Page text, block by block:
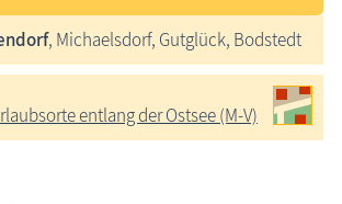
, Michaelsdorf, Gutglück, Bodstedt
entlang der Ostsee (M-V)